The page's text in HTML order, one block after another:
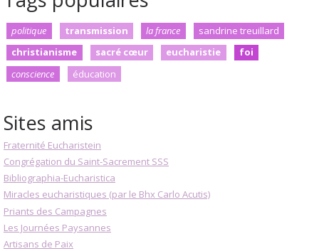
politique transmission la france
sandrine treuillard
christianisme
sacré cœur eucharistie
foi
conscience
éducation
Sites amis
Fraternité Eucharistein
Congrégation du Saint-Sacrement SSS
Bibliographia-Eucharistica
Miracles eucharistiques (par le Bhx Carlo Acutis)
Priants des Campagnes
Les Journées Paysannes
Artisans de Paix